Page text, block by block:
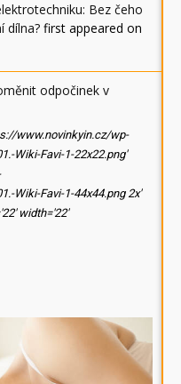
Bez čeho
dílna? first appeared on
odpočinek v
www.novinkyin.cz/wp-
Wiki-Favi-1-22x22.png'
Wiki-Favi-1-44x44.png 2x'
width='22'